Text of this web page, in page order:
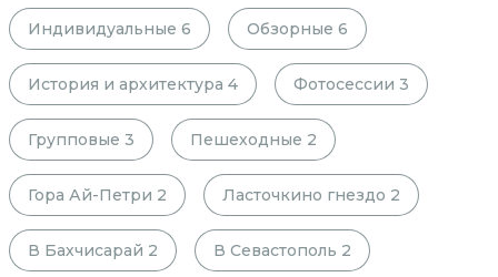
Индивидуальные 6 Обзорные 6
История и архитектура 4 Фотосессии 3
Групповые 3 Пешеходные 2
Гора Ай-Петри 2 Ласточкино гнездо 2
В Бахчисарай 2 В Севастополь 2